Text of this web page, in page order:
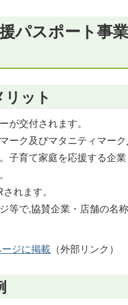
パスポート事
リット
が交付されます。
ーク及びマタニティマー
子育て家庭を応援する企
れます。
等で,協賛企業・店舗の名
ジに掲載 （外部リンク）